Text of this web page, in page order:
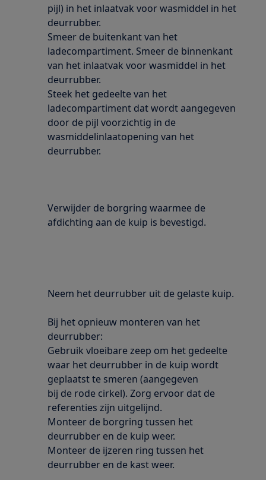
pijl) in het inlaatvak voor wasmiddel in het
deurrubber.
Smeer de buitenkant van het
ladecompartiment. Smeer de binnenkant
van het inlaatvak voor wasmiddel in het
deurrubber.
Steek het gedeelte van het
ladecompartiment dat wordt aangegeven
door de pijl voorzichtig in de
wasmiddelinlaatopening van het
deurrubber.
Verwijder de borgring waarmee de
afdichting aan de kuip is bevestigd.
Neem het deurrubber uit de gelaste kuip.
Bij het opnieuw monteren van het
deurrubber:
Gebruik vloeibare zeep om het gedeelte
waar het deurrubber in de kuip wordt
geplaatst te smeren (aangegeven
bij de rode cirkel). Zorg ervoor dat de
referenties zijn uitgelijnd.
Monteer de borgring tussen het
deurrubber en de kuip weer.
Monteer de ijzeren ring tussen het
deurrubber en de kast weer.